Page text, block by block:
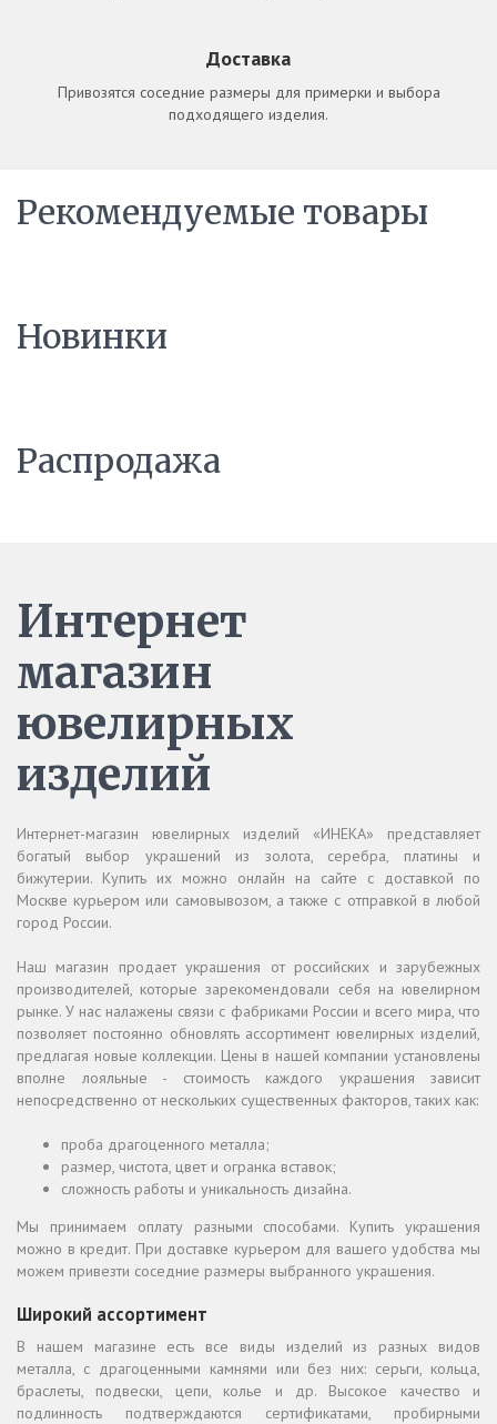
Доставка
Привозятся соседние размеры для примерки и выбора
подходящего изделия.
Рекомендуемые товары
Новинки
Распродажа
Интернет
магазин
ювелирных
изделий
Интернет-магазин ювелирных изделий «ИНЕКА» представляет
богатый выбор украшений из золота, серебра, платины и
бижутерии. Купить их можно онлайн на сайте с доставкой по
Москве курьером или самовывозом, а также с отправкой в любой
город России.
Наш магазин продает украшения от российских и зарубежных
производителей, которые зарекомендовали себя на ювелирном
рынке. У нас налажены связи с фабриками России и всего мира, что
позволяет постоянно обновлять ассортимент ювелирных изделий,
предлагая новые коллекции. Цены в нашей компании установлены
вполне лояльные - стоимость каждого украшения зависит
непосредственно от нескольких существенных факторов, таких как:
проба драгоценного металла;
размер, чистота, цвет и огранка вставок;
сложность работы и уникальность дизайна.
Мы принимаем оплату разными способами. Купить украшения
можно в кредит. При доставке курьером для вашего удобства мы
можем привезти соседние размеры выбранного украшения.
Широкий ассортимент
В нашем магазине есть все виды изделий из разных видов
металла, с драгоценными камнями или без них: серьги, кольца,
браслеты, подвески, цепи, колье и др. Высокое качество и
подлинность подтверждаются сертификатами, пробирными